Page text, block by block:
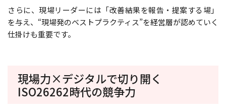
さらに、現場リーダーには「改善結果を報告・提案する場」
を与え、“現場発のベストプラクティス”を経営層が認めていく
仕掛けも重要です。
現場力×デジタルで切り開く
ISO26262時代の競争力